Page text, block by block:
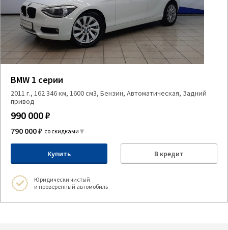
BMW 1 серии
2011 г., 162 346 км, 1600 см3, Бензин, Автоматическая, Задний
привод
990 000 ₽
790 000 ₽ со скидками
Купить В кредит
Юридически чистый
и проверенный автомобиль